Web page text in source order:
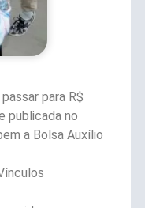
para R$
publicada no
a Bolsa Auxílio